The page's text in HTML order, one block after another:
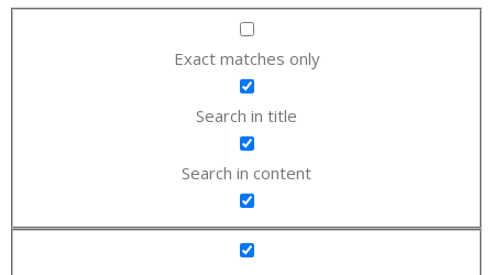
Exact matches only
Search in title
Search in content